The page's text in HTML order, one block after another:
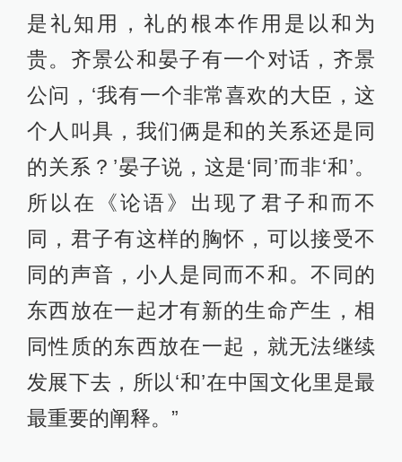
是礼知用，礼的根本作用是以和为
贵。齐景公和晏子有一个对话，齐景
公问，‘我有一个非常喜欢的大臣，这
个人叫具，我们俩是和的关系还是同
的关系？’晏子说，这是‘同’而非‘和’。
所以在《论语》出现了君子和而不
同，君子有这样的胸怀，可以接受不
同的声音，小人是同而不和。不同的
东西放在一起才有新的生命产生，相
同性质的东西放在一起，就无法继续
发展下去，所以‘和’在中国文化里是最
最重要的阐释。”